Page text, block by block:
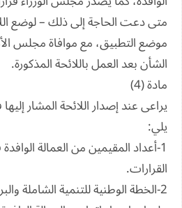
متى دعت الحاجة إلى ذلك – لوضع
موضع التطبيق، مع موافاة مجلس
الشأن بعد العمل باللائحة المذكورة.
مادة (4)
يراعى عند إصدار اللائحة المشار
يلي:
1-أعداد المقيمين من العمالة
القرارات.
2-الخطة الوطنية للتنمية الشاملة